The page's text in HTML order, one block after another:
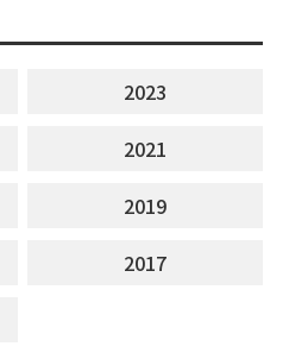
2023
2021
2019
2017